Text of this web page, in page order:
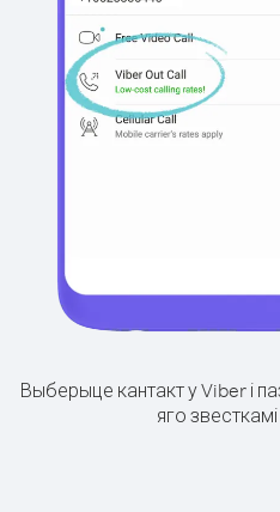
Выберыце кантакт у Viber і
яго звесткамі